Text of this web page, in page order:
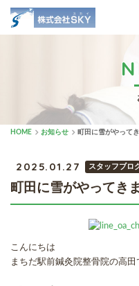
HOME お知らせ 町田に雪がやって
2025.01.27 スタッフブロ
町田に雪がやってき
こんにちは
まちだ駅前鍼灸院整骨院の高田